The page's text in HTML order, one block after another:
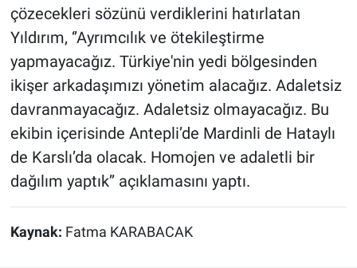
çözecekleri sözünü verdiklerini hatırlatan
Yıldırım, ‘’Ayrımcılık ve ötekileştirme
yapmayacağız. Türkiye'nin yedi bölgesinden
ikişer arkadaşımızı yönetim alacağız. Adaletsiz
davranmayacağız. Adaletsiz olmayacağız. Bu
ekibin içerisinde Antepli’de Mardinli de Hataylı
de Karslı’da olacak. Homojen ve adaletli bir
dağılım yaptık’’ açıklamasını yaptı.
Kaynak: Fatma KARABACAK